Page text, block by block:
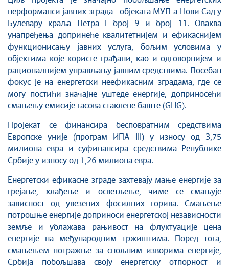
перформанси јавних зграда - објеката МУП-а Нови Сад у
Булевару краља Петра I број 9 и број 11. Оваква
унапређења допринеће квалитетнијем и ефикаснијем
функционисању јавних услуга, бољим условима у
објектима које користе грађани, као и одговорнијем и
рационалнијем управљању јавним средствима. Посебан
фокус је на енергетски неефикасним зградама, где се
могу постићи значајне уштеде енергије, доприносећи
смањењу емисије гасова стаклене баште (GHG).
Пројекат се финансира бесповратним средствима
Европске уније (програм ИПА III) у износу од 3,75
милиона евра и суфинансира средствима Републике
Србије у износу од 1,26 милиона евра.
Енергетски ефикасне зграде захтевају мање енергије за
грејање, хлађење и осветљење, чиме се смањује
зависност од увезених фосилних горива. Смањење
потрошње енергије доприноси енергетској независности
земље и ублажава рањивост на флуктуације цена
енергије на међународним тржиштима. Поред тога,
смањењем потражње за спољним изворима енергије,
Србија побољшава своју енергетску отпорност и